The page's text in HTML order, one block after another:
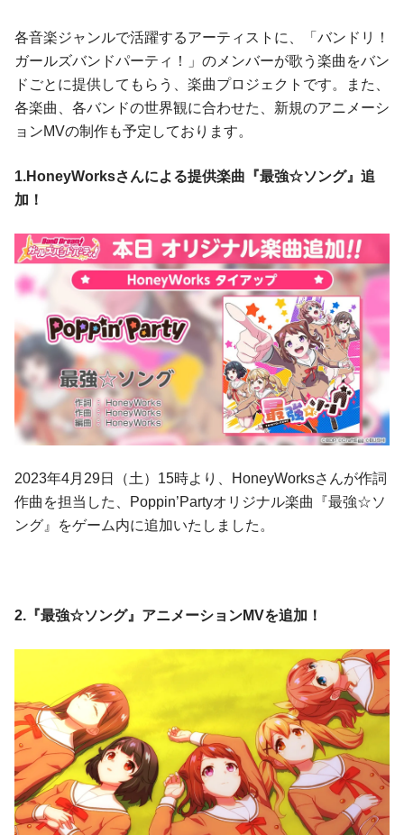
各音楽ジャンルで活躍するアーティストに、「バンドリ！
ガールズバンドパーティ！」のメンバーが歌う楽曲をバン
ドごとに提供してもらう、楽曲プロジェクトです。また、
各楽曲、各バンドの世界観に合わせた、新規のアニメーシ
ョンMVの制作も予定しております。
1.HoneyWorksさんによる提供楽曲『最強☆ソング』追
加！
2023年4月29日（土）15時より、HoneyWorksさんが作詞
作曲を担当した、Poppin’Partyオリジナル楽曲『最強☆ソ
ング』をゲーム内に追加いたしました。
2.『最強☆ソング』アニメーションMVを追加！